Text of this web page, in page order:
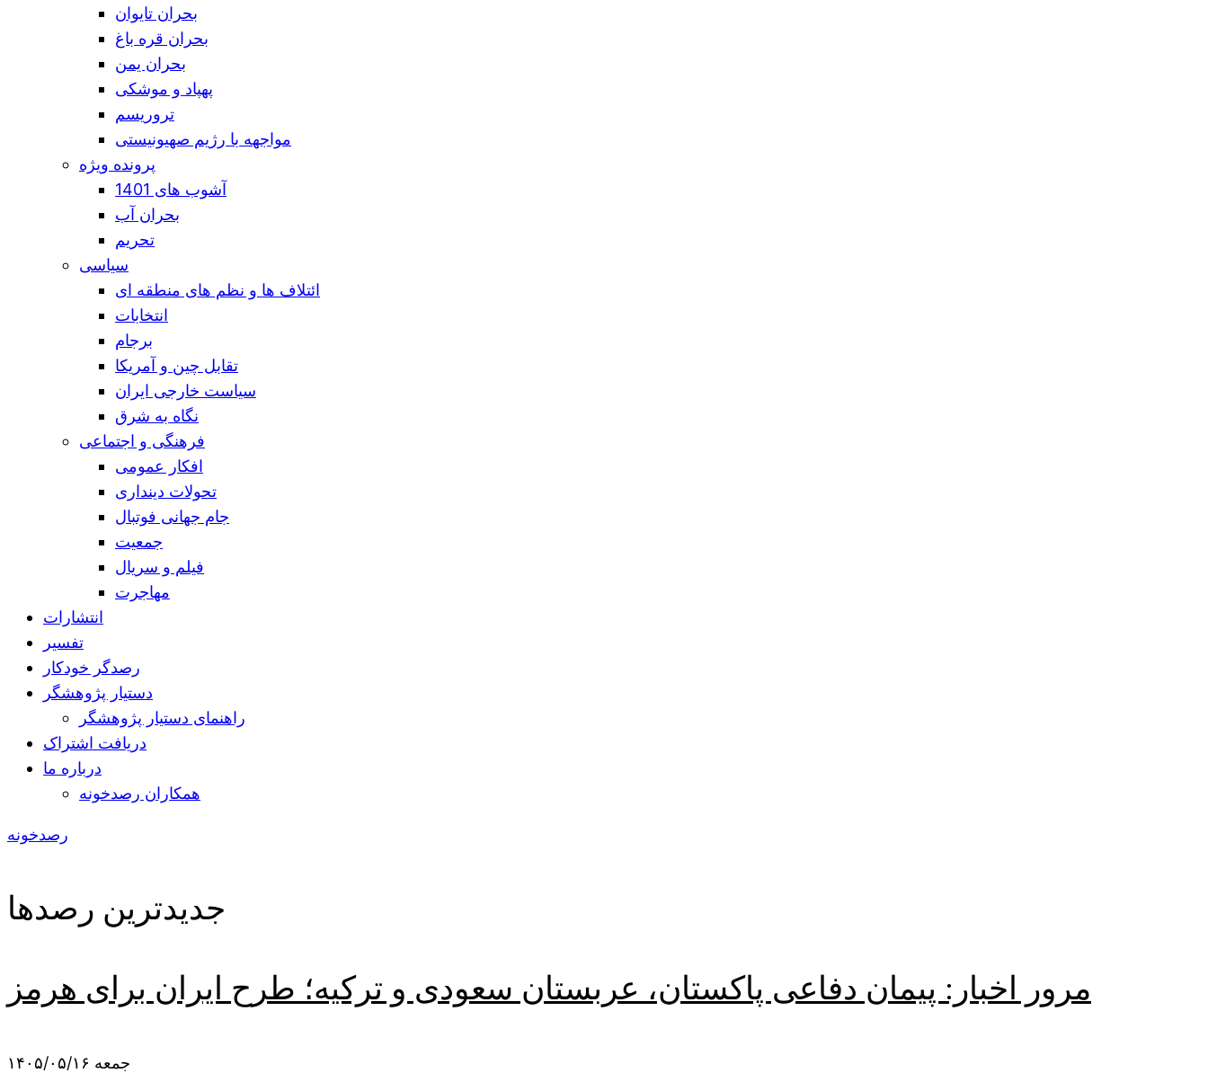
بحران تایوان
بحران قره باغ
بحران یمن
پهپاد و موشکی
تروریسم
مواجهه با رژیم صهیونیستی
پرونده ویژه
آشوب های 1401
بحران آب
تحریم
سیاسی
ائتلاف ها و نظم های منطقه ای
انتخابات
برجام
تقابل چین و آمریکا
سیاست خارجی ایران
نگاه به شرق
فرهنگی و اجتماعی
افکار عمومی
تحولات دینداری
جام جهانی فوتبال
جمعیت
فیلم و سریال
مهاجرت
انتشارات
تفسیر
رصدگر خودکار
دستیار پژوهشگر
راهنمای دستیار پژوهشگر
دریافت اشتراک
درباره ما
همکاران رصدخونه
رصدخونه
جدیدترین رصدها
مرور اخبار: پیمان دفاعی پاکستان، عربستان سعودی و ترکیه؛ طرح ایران برای هرمز
جمعه ۱۴۰۵/۰۵/۱۶